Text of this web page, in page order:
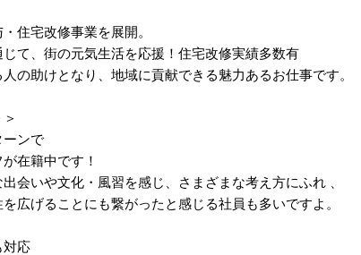
住宅改修事業を展開。
て、街の元気生活を応援！住宅改修実績多数有
の助けとなり、地域に貢献できる魅力あるお仕事です。
ーンで
在籍中です！
会いや文化・風習を感じ、さまざまな考え方にふれ 、
広げることにも繋がったと感じる社員も多いですよ。
応